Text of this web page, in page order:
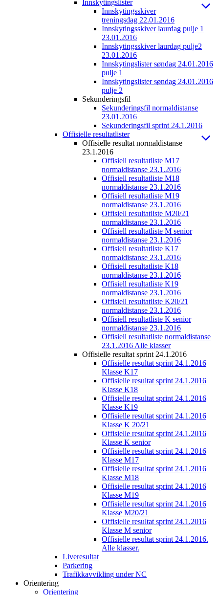
Innskytingslister
Innskytingsskiver
treningsdag 22.01.2016
Innskytingsskiver laurdag pulje 1
23.01.2016
Innskytingsskiver laurdag pulje2
23.01.2016
Innskytingslister søndag 24.01.2016
pulje 1
Innskytingslister søndag 24.01.2016
pulje 2
Sekunderingsfil
Sekunderingsfil normaldistanse
23.01.2016
Sekunderingsfil sprint 24.1.2016
Offisielle resultatlister
Offisielle resultat normaldistanse
23.1.2016
Offisiell resultatliste M17
normaldistanse 23.1.2016
Offisiell resultatliste M18
normaldistanse 23.1.2016
Offisiell resultatliste M19
normaldistanse 23.1.2016
Offisiell resultatliste M20/21
normaldistanse 23.1.2016
Offisiell resultatliste M senior
normaldistanse 23.1.2016
Offisiell resultatliste K17
normaldistanse 23.1.2016
Offisiell resultatliste K18
normaldistanse 23.1.2016
Offisiell resultatliste K19
normaldistanse 23.1.2016
Offisiell resultatliste K20/21
normaldistanse 23.1.2016
Offisiell resultatliste K senior
normaldistanse 23.1.2016
Offisiell resultatliste normaldistanse
23.1.2016 Alle klasser
Offisielle resultat sprint 24.1.2016
Offisielle resultat sprint 24.1.2016
Klasse K17
Offisielle resultat sprint 24.1.2016
Klasse K18
Offisielle resultat sprint 24.1.2016
Klasse K19
Offisielle resultat sprint 24.1.2016
Klasse K 20/21
Offisielle resultat sprint 24.1.2016
Klasse K senior
Offisielle resultat sprint 24.1.2016
Klasse M17
Offisielle resultat sprint 24.1.2016
Klasse M18
Offisielle resultat sprint 24.1.2016
Klasse M19
Offisielle resultat sprint 24.1.2016
Klasse M20/21
Offisielle resultat sprint 24.1.2016
Klasse M senior
Offisielle resultat sprint 24.1.2016.
Alle klasser.
Liveresultat
Parkering
Trafikkavvikling under NC
Orientering
Orientering